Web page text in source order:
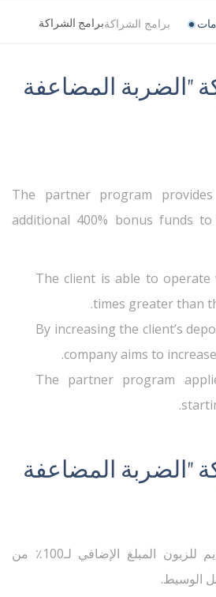
برامج الشراكةبرامج الشراكة
"الضربة المضاعفة
The partner program
additional 400% bonus funds
The client is able to operate
times greater than
By increasing the client’s
company aims to
The partner program
"الضربة المضاعفة
ينحصر البرنامج في تقديم للزبون المبلغ الإضافي لـ100٪ من
الوسيط.